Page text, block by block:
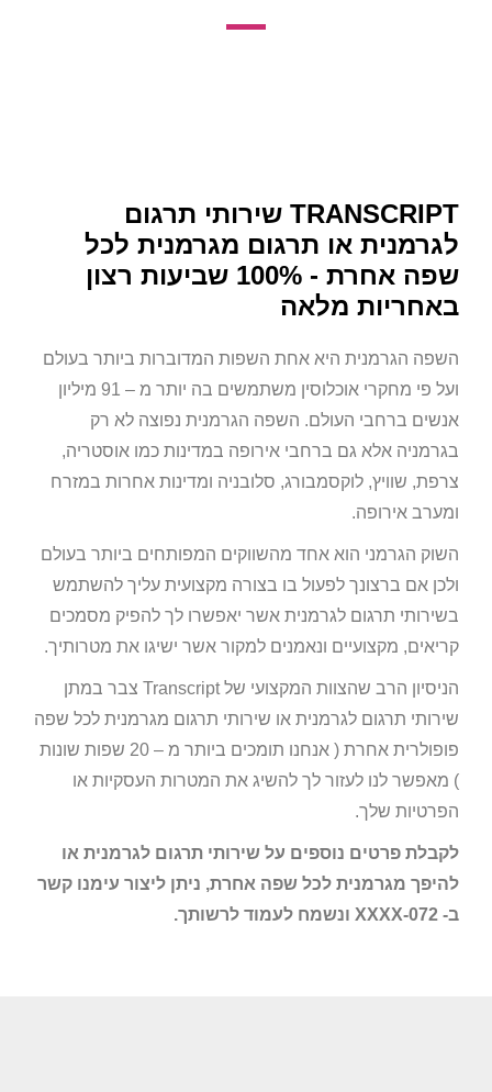
TRANSCRIPT שירותי תרגום
לגרמנית או תרגום מגרמנית לכל
שפה אחרת - 100% שביעות רצון
באחריות מלאה
השפה הגרמנית היא אחת השפות המדוברות ביותר בעולם
ועל פי מחקרי אוכלוסין משתמשים בה יותר מ – 91 מיליון
אנשים ברחבי העולם. השפה הגרמנית נפוצה לא רק
בגרמניה אלא גם ברחבי אירופה במדינות כמו אוסטריה,
צרפת, שוויץ, לוקסמבורג, סלובניה ומדינות אחרות במזרח
ומערב אירופה.
השוק הגרמני הוא אחד מהשווקים המפותחים ביותר בעולם
ולכן אם ברצונך לפעול בו בצורה מקצועית עליך להשתמש
בשירותי תרגום לגרמנית אשר יאפשרו לך להפיק מסמכים
קריאים, מקצועיים ונאמנים למקור אשר ישיגו את מטרותיך.
הניסיון הרב שהצוות המקצועי של Transcript צבר במתן
שירותי תרגום לגרמנית או שירותי תרגום מגרמנית לכל שפה
פופולרית אחרת ( אנחנו תומכים ביותר מ – 20 שפות שונות
) מאפשר לנו לעזור לך להשיג את המטרות העסקיות או
הפרטיות שלך.
לקבלת פרטים נוספים על שירותי תרגום לגרמנית או
להיפך מגרמנית לכל שפה אחרת, ניתן ליצור עימנו קשר
ב- 072-XXXX ונשמח לעמוד לרשותך.